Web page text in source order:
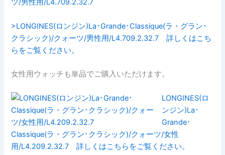
>LONGINES(ロンジン)La･Grande･Classique(ラ・グラン･
クラシック)/クォーツ/男性用/L4.709.2.32.7 詳しくはこち
らをご覧ください。
女性用ウォッチも単品でご購入いただけます。
LONGINES(ロ
ンジン)La･
Grande･
Classique(ラ・グラン･クラシック)/クォーツ/女性
用/L4.209.2.32.7 詳しくはこちらをご覧ください。